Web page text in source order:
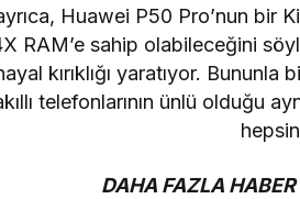
ayrıca, Huawei P50 Pro’nun
RAM’e sahip olabileceğini
kırıklığı yaratıyor.
telefonlarının ünlü olduğu
DAHA FAZLA